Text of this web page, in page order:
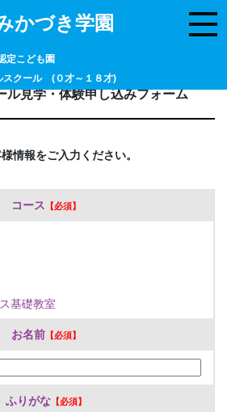
かづき学園
定こども園
スクール (０才～１８才)
ル見学・体験申し込みフォーム
情報をご入力ください。
コース
基礎教室
お名前
ふりがな